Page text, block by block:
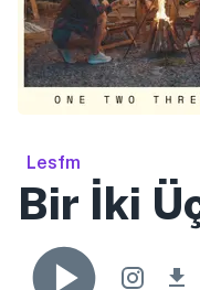
Lesfm
Bir İki